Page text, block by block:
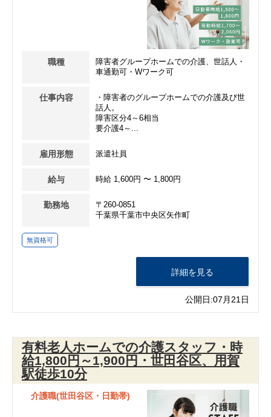
職種
障害者グループホームでの介護、世話人・
車通勤可・Wワーク可
仕事内容
・障害者のグループホームでの介護及び世
話人。
障害区分4～6相当
要介護4～...
雇用形態 派遣社員
給与 時給 1,600円 〜 1,800円
勤務地
〒260-0851
千葉県千葉市中央区矢作町
無資格可
詳細を見る
公開日:07月21日
有料老人ホームでの介護スタッフ・時
給1,800円～1,900円・世田谷区、用賀
駅徒歩10分
介護職(世田谷区・日勤帯)